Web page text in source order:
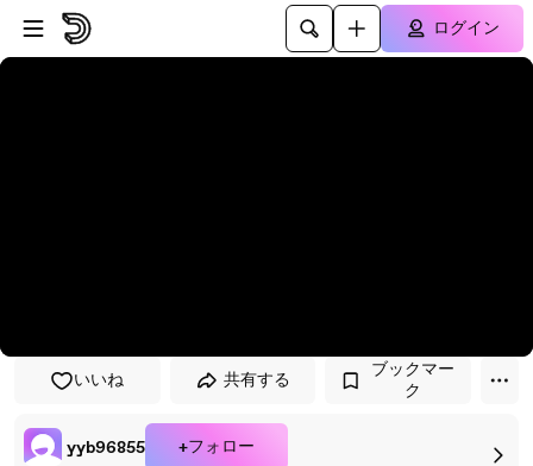
プレイヤーにスキップ
メインコンテンツにスキップ
ログイン
いいね 共有する
ブックマー
ク
yyb96855 +フォロー